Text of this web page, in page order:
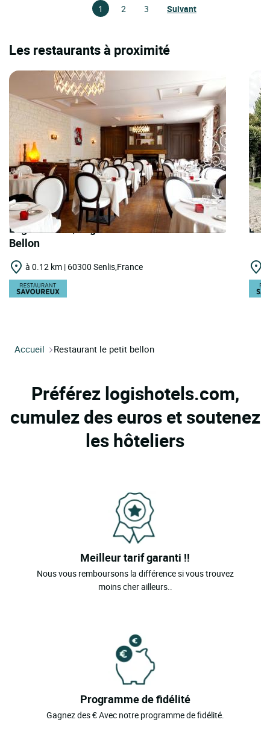
1 2 3 Suivant
Les restaurants à proximité
Logis Hôtels | Logis Hostellerie de la Porte
Bellon
à 0.12 km | 60300 Senlis,France
Accueil Restaurant le petit bellon
Préférez logishotels.com,
cumulez des euros et soutenez
les hôteliers
Meilleur tarif garanti !!
Nous vous remboursons la différence si vous trouvez
moins cher ailleurs..
Programme de fidélité
Gagnez des € Avec notre programme de fidélité.